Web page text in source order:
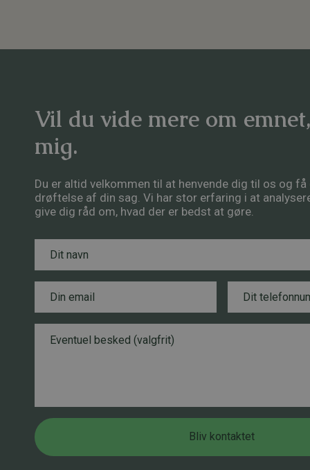
Vil du vide mere om
mig.
Du er altid velkommen til at henvende dig til os og få
drøftelse af din sag. Vi har stor erfaring i at
give dig råd om, hvad der er bedst at gøre.
v
s
l
N
a
a
l
e
r
Bliv kontaktet